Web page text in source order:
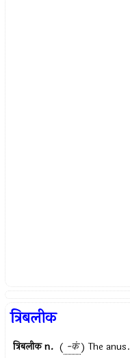
त्रिबलीक
त्रिबलीकn. ( -कं) The anus.